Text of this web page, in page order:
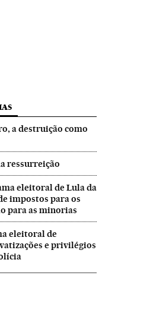
a destruição como
ressurreição
eleitoral de Lula da
impostos para os
para as minorias
eleitoral de
e privilégios